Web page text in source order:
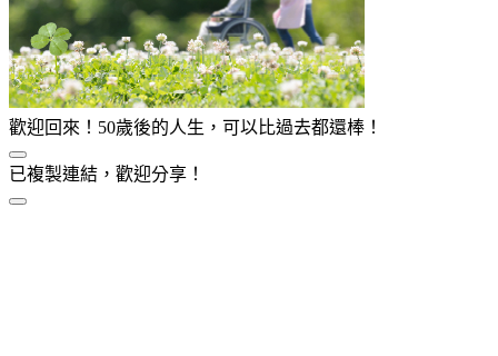
歡迎回來！50歲後的人生，可以比過去都還棒！
已複製連結，歡迎分享！